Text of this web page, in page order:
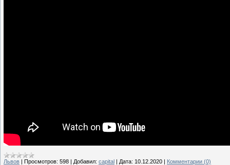
Львов | Просмотров: 598 | Добавил: capital | Дата: 10.12.2020 | Комментарии (0)